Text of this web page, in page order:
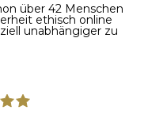
über 42 Menschen
ethisch online
unabhängiger zu